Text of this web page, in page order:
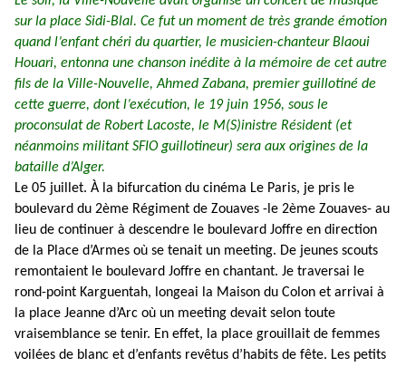
sur la place Sidi-Blal. Ce fut un moment de très grande émotion
quand l’enfant chéri du quartier, le musicien-chanteur Blaoui
Houari, entonna une chanson inédite à la mémoire de cet autre
fils de la Ville-Nouvelle, Ahmed Zabana, premier guillotiné de
cette guerre, dont l’exécution, le 19 juin 1956, sous le
proconsulat de Robert Lacoste, le M(S)inistre Résident (et
néanmoins militant SFIO guillotineur) sera aux origines de la
bataille d’Alger.
Le 05 juillet. À la bifurcation du cinéma Le Paris, je pris le
boulevard du 2ème Régiment de Zouaves -le 2ème Zouaves- au
lieu de continuer à descendre le boulevard Joffre en direction
de la Place d’Armes où se tenait un meeting. De jeunes scouts
remontaient le boulevard Joffre en chantant. Je traversai le
rond-point Karguentah, longeai la Maison du Colon et arrivai à
la place Jeanne d’Arc où un meeting devait selon toute
vraisemblance se tenir. En effet, la place grouillait de femmes
voilées de blanc et d’enfants revêtus d’habits de fête. Les petits